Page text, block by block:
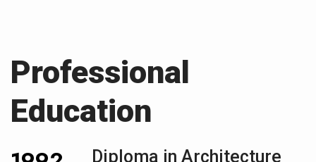
Professional
Education
Diploma in Architecture